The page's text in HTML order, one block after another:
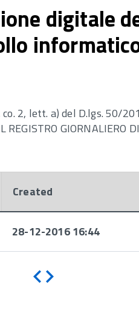
digitale
2, lett. a) del D.lgs. 50/
GIORNALIERO
Created
28-12-2016 16:44
Indietro